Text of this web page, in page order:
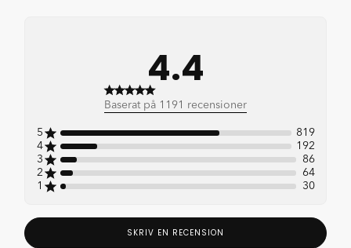
4.4
4.4 out of 5 stars 1191
Baserat på 1191 recensioner
5
819
4
192
3
86
2
64
1
30
SKRIV EN RECENSION